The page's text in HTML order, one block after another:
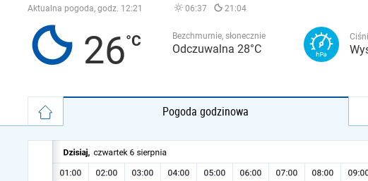
Aktualna pogoda, godz. 12:21 06:37 21:04
26 Bezchmurnie, słonecznie
Odczuwalna 28°C
Pogoda godzinowa